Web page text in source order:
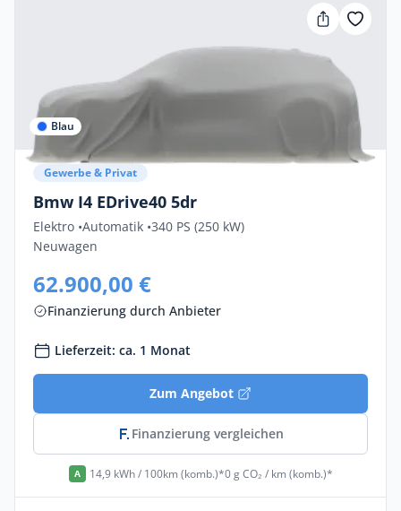
Blau
Gewerbe & Privat
Bmw I4 EDrive40 5dr
Elektro •Automatik •340 PS (250 kW)
Neuwagen
62.900,00 €
Finanzierung durch Anbieter
Lieferzeit: ca. 1 Monat
Zum Angebot
Finanzierung vergleichen
A 14,9 kWh / 100km (komb.)*0 g CO₂ / km (komb.)*